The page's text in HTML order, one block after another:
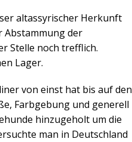
altassyrischer Herkunft
Abstammung der
Stelle noch trefflich.
Lager.
von einst hat bis auf den
Farbgebung und generell
hinzugeholt um die
man in Deutschland